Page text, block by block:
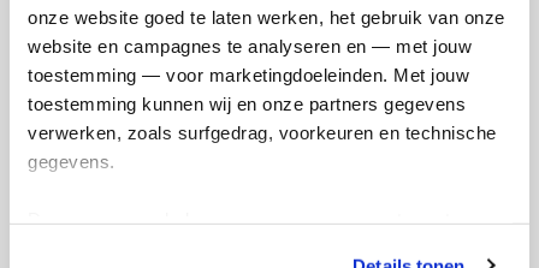
onze website goed te laten werken, het gebruik van onze
website en campagnes te analyseren en — met jouw
toestemming — voor marketingdoeleinden. Met jouw
toestemming kunnen wij en onze partners gegevens
verwerken, zoals surfgedrag, voorkeuren en technische
gegevens.
Opgehaald
€2.321
Streefbedrag
€3.000